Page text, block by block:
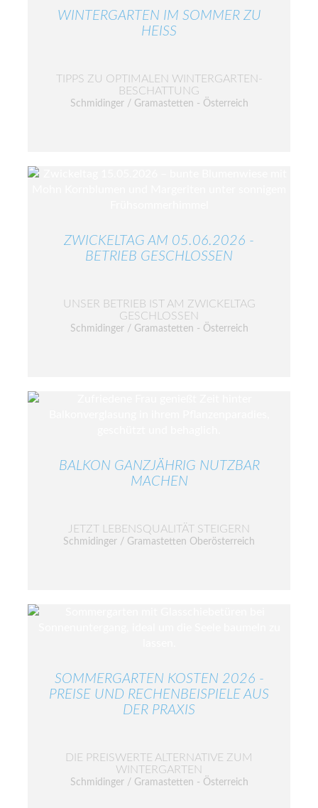
WINTERGARTEN IM SOMMER ZU
HEISS
TIPPS ZU OPTIMALEN WINTERGARTEN-
BESCHATTUNG
Schmidinger / Gramastetten - Österreich
ZWICKELTAG AM 05.06.2026 -
BETRIEB GESCHLOSSEN
UNSER BETRIEB IST AM ZWICKELTAG
GESCHLOSSEN
Schmidinger / Gramastetten - Österreich
BALKON GANZJÄHRIG NUTZBAR
MACHEN
JETZT LEBENSQUALITÄT STEIGERN
Schmidinger / Gramastetten Oberösterreich
SOMMERGARTEN KOSTEN 2026 -
PREISE UND RECHENBEISPIELE AUS
DER PRAXIS
DIE PREISWERTE ALTERNATIVE ZUM
WINTERGARTEN
Schmidinger / Gramastetten - Österreich